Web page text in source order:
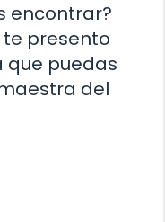
encontrar?
te presento
que puedas
del